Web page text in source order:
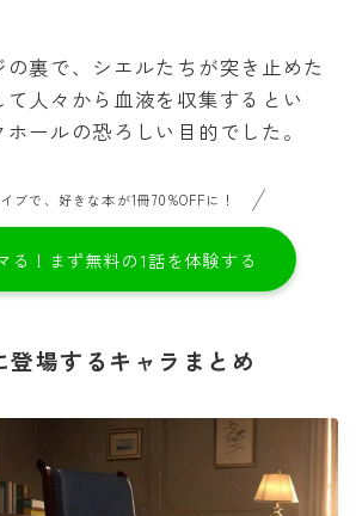
裏で、シエルたちが突き止めた
人々から血液を収集するとい
ールの恐ろしい目的でした。
ブで、好きな本が1冊70%OFFに！
る！まず無料の1話を体験する
登場するキャラまとめ